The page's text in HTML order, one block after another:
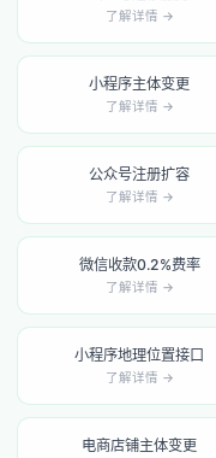
了解详情 →
小程序主体变更
了解详情 →
公众号注册扩容
了解详情 →
微信收款0.2%费率
了解详情 →
小程序地理位置接口
了解详情 →
电商店铺主体变更